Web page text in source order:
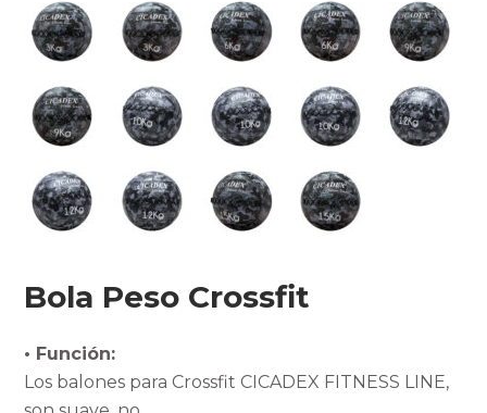
Bola Peso Crossfit
• Función:
Los balones para Crossfit CICADEX FITNESS LINE,